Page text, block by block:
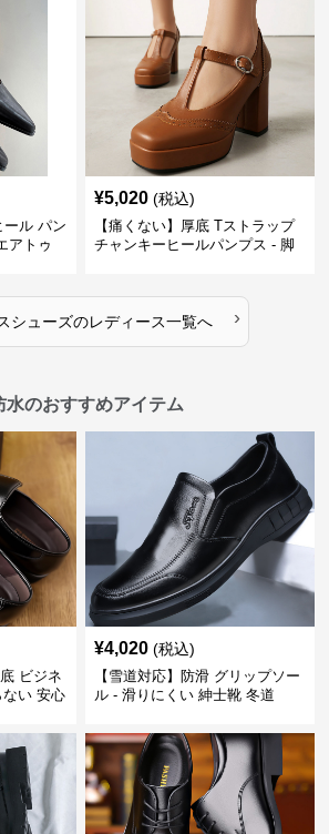
ール パン
アトゥ
¥5,020 (税込)
【痛くない】厚底 Tストラップ
チャンキーヒールパンプス - 脚
シューズのレディース一覧へ ›
水のおすすめアイテム
ビジネ
い 安心
¥4,020 (税込)
【雪道対応】防滑 グリップソー
ル - 滑りにくい 紳士靴 冬道